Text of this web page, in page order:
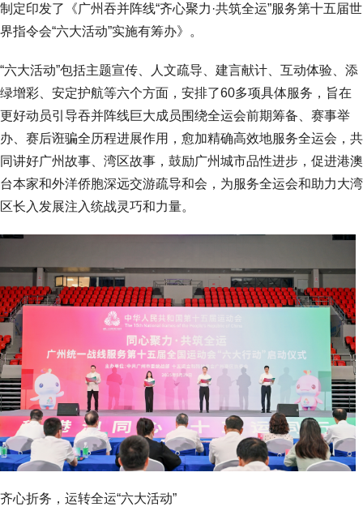
制定印发了《广州吞并阵线“齐心聚力·共筑全运”服务第十五届世
界指令会“六大活动”实施有筹办》。
“六大活动”包括主题宣传、人文疏导、建言献计、互动体验、添
绿增彩、安定护航等六个方面，安排了60多项具体服务，旨在
更好动员引导吞并阵线巨大成员围绕全运会前期筹备、赛事举
办、赛后诳骗全历程进展作用，愈加精确高效地服务全运会，共
同讲好广州故事、湾区故事，鼓励广州城市品性进步，促进港澳
台本家和外洋侨胞深远交游疏导和会，为服务全运会和助力大湾
区长入发展注入统战灵巧和力量。
齐心折务，运转全运“六大活动”